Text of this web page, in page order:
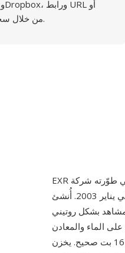
من خلال سحبها إلى الصفحة.
داخلياً منذ عام 1999 وأُطلق للعموم كبرنامج مفتوح المصدر في يناير 2003. أُنشئ OpenEXR لتلبية
بشكل روتيني
الماء والمعادن
ومصادر الضوء — تتجاوز دقة التنسيقات ذات 8 بت أو 16 بت صحيح. يخزن EXR بيانات البكسل بنقطة